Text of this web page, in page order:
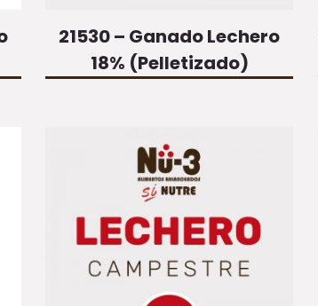
21530 – Ganado Lechero
18% (Pelletizado)